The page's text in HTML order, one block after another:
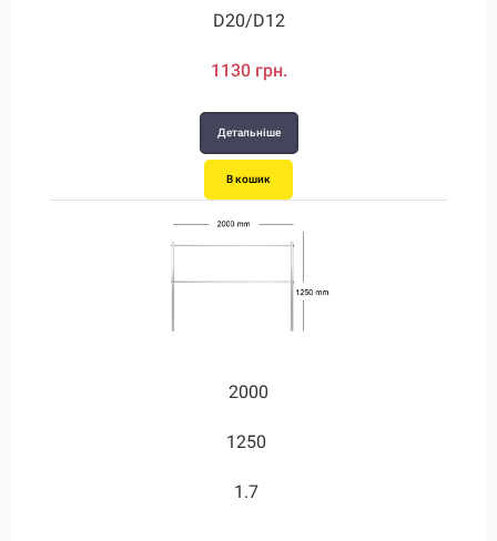
D20/D12
1130 грн.
Детальніше
В кошик
2000
1250
1.7